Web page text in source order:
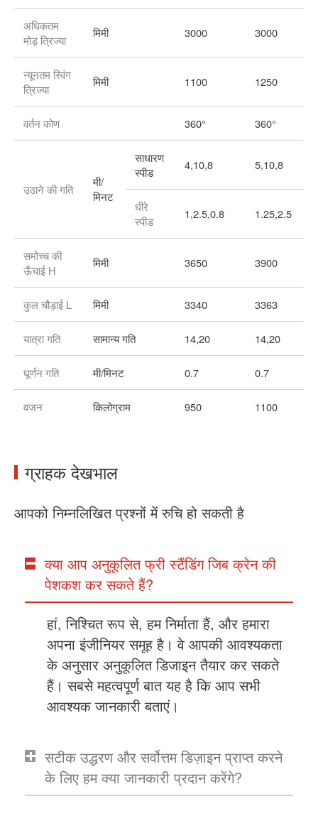
अधिकतम
मोड़ त्रिज्या
मिमी 3000 3000
न्यूनतम स्विंग
त्रिज्या
मिमी 1100 1250
वर्तन कोण 360° 360°
उठाने की गति
मी/
मिनट
साधारण
स्पीड
4,10,8 5,10,8
धीरे
स्पीड
1,2.5,0.8 1.25,2.5
समोच्च की
ऊँचाई H
मिमी 3650 3900
कुल चौड़ाई L मिमी 3340 3363
यात्रा गति सामान्य गति 14,20 14,20
घूर्णन गति मी/मिनट 0.7 0.7
वजन किलोग्राम 950 1100
ग्राहक देखभाल
आपको निम्नलिखित प्रश्नों में रुचि हो सकती है
क्या आप अनुकूलित फ्री स्टैंडिंग जिब क्रेन की
पेशकश कर सकते हैं?
हां, निश्चित रूप से, हम निर्माता हैं, और हमारा
अपना इंजीनियर समूह है। वे आपकी आवश्यकता
के अनुसार अनुकूलित डिजाइन तैयार कर सकते
हैं। सबसे महत्वपूर्ण बात यह है कि आप सभी
आवश्यक जानकारी बताएं।
सटीक उद्धरण और सर्वोत्तम डिज़ाइन प्राप्त करने
के लिए हम क्या जानकारी प्रदान करेंगे?